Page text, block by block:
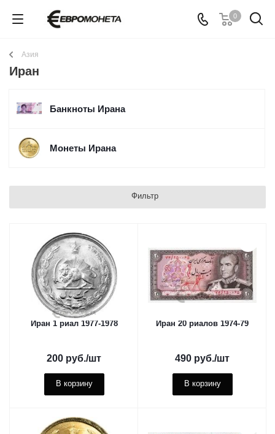
0
Азия
Иран
Банкноты Ирана
Монеты Ирана
Фильтр
Иран 1 риал 1977-1978
200 руб./шт
В корзину
Иран 20 риалов 1974-79
490 руб./шт
В корзину